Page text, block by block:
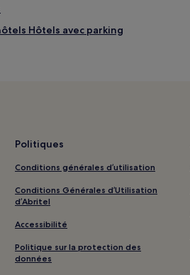
Hôtels avec parking
à louer
avec parking
Politiques
Conditions générales d’utilisation
Conditions Générales d’Utilisation
d’Abritel
Accessibilité
Politique sur la protection des
données